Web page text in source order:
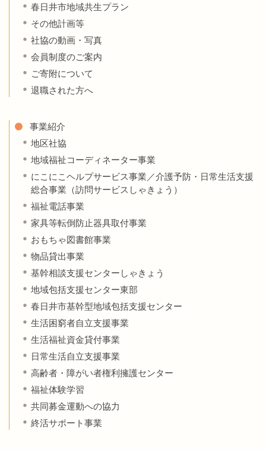
春日井市地域共生プラン
その他計画等
社協の動画・写真
会員制度のご案内
ご寄附について
退職された方へ
事業紹介
地区社協
地域福祉コーディネーター事業
にこにこヘルプサービス事業／介護予防・日常生活支援
総合事業（訪問サービスしゃきょう）
福祉電話事業
家具等転倒防止器具取付事業
おもちゃ図書館事業
物品貸出事業
基幹相談支援センターしゃきょう
地域包括支援センター東部
春日井市基幹型地域包括支援センター
生活困窮者自立支援事業
生活福祉資金貸付事業
日常生活自立支援事業
高齢者・障がい者権利擁護センター
福祉体験学習
共同募金運動への協力
終活サポート事業